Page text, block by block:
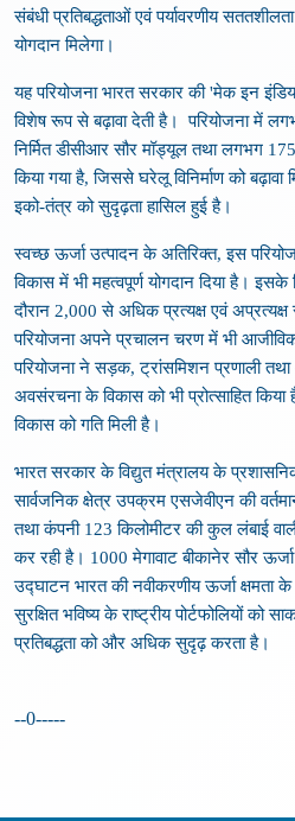
संबंधी प्रतिबद्धताओं एवं पर्यावरणीय सततशीलता
योगदान मिलेगा।
यह परियोजना भारत सरकार की'मेक इन
विशेष रूप से बढ़ावा देती है। परियोजना में
निर्मित डीसीआर सौर मॉड्यूल तथा लगभग
किया गया है,जिससे घरेलू विनिर्माण को बढ़ावा
इको-तंत्र को सुदृढ़ता हासिल हुई है।
स्वच्छ ऊर्जा उत्पादन के अतिरिक्त,इस
विकास में भी महत्वपूर्ण योगदान दिया है।
दौरान 2,000से अधिक प्रत्यक्ष एवं
परियोजना अपने प्रचालन चरण में भी
परियोजना ने सड़क,ट्रांसमिशन प्रणाली
अवसंरचना के विकास को भी प्रोत्साहित किया
विकास को गति मिली है।
भारत सरकार के विद्युत मंत्रालय के
सार्वजनिक क्षेत्र उपक्रम एसजेवीएन की
तथा कंपनी 123किलोमीटर की कुल लंबाई
कर रही है। 1000मेगावाट बीकानेर सौर
उद्घाटन भारत की नवीकरणीय ऊर्जा क्षमता
सुरक्षित भविष्य के राष्ट्रीय पोर्टफोलियों को
प्रतिबद्धता को और अधिक सुदृढ़ करता है।
--0-----